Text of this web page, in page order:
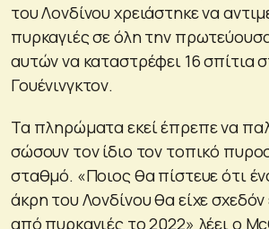
του Λονδίνου χρειάστηκε να
πυρκαγιές σε όλη την
αυτών να καταστρέφει 16 σπίτια
Γουένινγκτον.
Τα πληρώματα εκεί έπρεπε να
σώσουν τον ίδιο τον τοπικό
σταθμό. «Ποιος θα πίστευε ότι
άκρη του Λονδίνου θα είχε σχεδόν
από πυρκαγιές το 2022» λέει ο